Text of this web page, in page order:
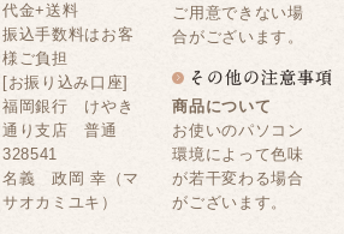
代金+送料
振込手数料はお客
様ご負担
[お振り込み口座]
福岡銀行 けやき
通り支店 普通
328541
名義 政岡 幸（マ
サオカミユキ）
ご用意できない場
合がございます。
商品について
お使いのパソコン
環境によって色味
が若干変わる場合
がございます。